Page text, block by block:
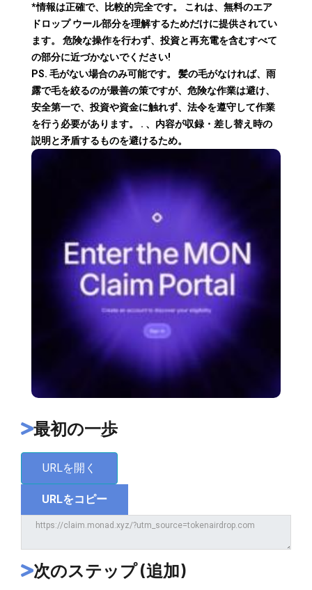
*情報は正確で、比較的完全です。 これは、無料のエア
ドロップ ウール部分を理解するためだけに提供されてい
ます。 危険な操作を行わず、投資と再充電を含むすべて
の部分に近づかないでください!
PS. 毛がない場合のみ可能です。 髪の毛がなければ、雨
露で毛を絞るのが最善の策ですが、危険な作業は避け、
安全第一で、投資や資金に触れず、法令を遵守して作業
を行う必要があります。 . 、内容が収録・差し替え時の
説明と矛盾するものを避けるため。
最初の一歩
URLを開く
URLをコピー
次のステップ (追加)